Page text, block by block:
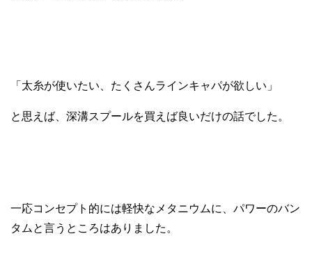
「太糸が使いたい、たくさんラインキャパが欲しい」
と思えば、深溝スプールを買えば良いだけの話でした。
一応コンセプト的には軽快なメタニウムに、パワーのバン
タムと言うところはありました。